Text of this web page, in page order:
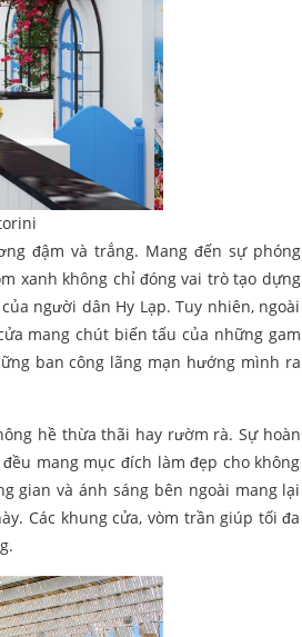
đậm và trắng. Mang đến sự phóng
xanh không chỉ đóng vai trò tạo dựng
người dân Hy Lạp. Tuy nhiên, ngoài
mang chút biến tấu của những gam
ban công lãng mạn hướng mình ra
hề thừa thãi hay rườm rà. Sự hoàn
mang mục đích làm đẹp cho không
gian và ánh sáng bên ngoài mang lại
Các khung cửa, vòm trần giúp tối đa